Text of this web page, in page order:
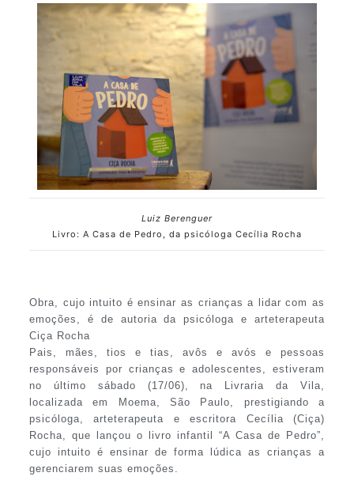
Luiz Berenguer
Livro: A Casa de Pedro, da psicóloga Cecília Rocha
Obra, cujo intuito é ensinar as crianças a lidar com as
emoções, é de autoria da psicóloga e arteterapeuta
Ciça Rocha
Pais, mães, tios e tias, avôs e avós e pessoas
responsáveis por crianças e adolescentes, estiveram
no último sábado (17/06), na Livraria da Vila,
localizada em Moema, São Paulo, prestigiando a
psicóloga, arteterapeuta e escritora Cecília (Ciça)
Rocha, que lançou o livro infantil “A Casa de Pedro”,
cujo intuito é ensinar de forma lúdica as crianças a
gerenciarem suas emoções.